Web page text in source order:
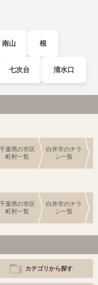
南山 根
七次台 清水口
千葉県の市区
町村一覧
白井市のチラ
シ一覧
千葉県の市区
町村一覧
白井市のチラ
シ一覧
カテゴリから探す